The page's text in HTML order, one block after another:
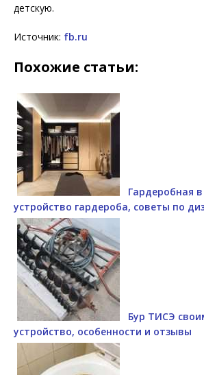
детскую.
Источник: fb.ru
Похожие статьи:
Гардеробная
устройство гардероба, советы по
Бур ТИСЭ
устройство, особенности и отзывы